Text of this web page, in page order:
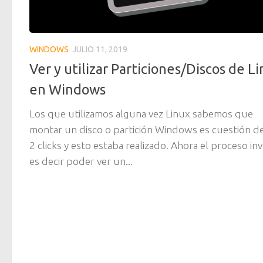
WINDOWS JULIO 11, 2019
Ver y utilizar Particiones/Discos de
en Windows
Los que utilizamos alguna vez Linux sabemos que
montar un disco o partición Windows es cuestión
2 clicks y esto estaba realizado. Ahora el proceso
es decir poder ver un...